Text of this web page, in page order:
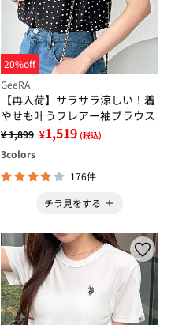
20%off
GeeRA
【再入荷】サラサラ涼しい！着
やせも叶うフレアー袖ブラウス
¥ 1,899 ¥1,519 (税込)
3colors
176件
チラ見をする